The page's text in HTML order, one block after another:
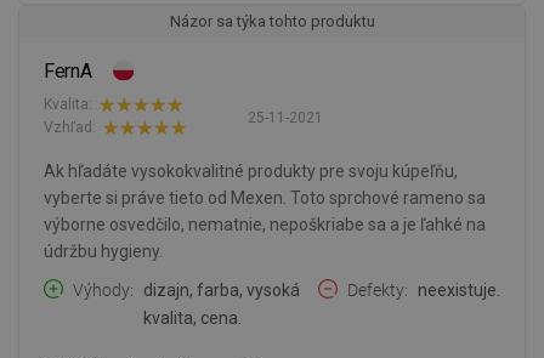
Názor sa týka tohto produktu
FernA
25-11-2021
Kvalita:
Vzhľad:
Ak hľadáte vysokokvalitné produkty pre svoju kúpeľňu,
vyberte si práve tieto od Mexen. Toto sprchové rameno sa
výborne osvedčilo, nematnie, nepoškriabe sa a je ľahké na
údržbu hygieny.
Výhody
dizajn, farba, vysoká
kvalita, cena.
Defekty neexistuje.